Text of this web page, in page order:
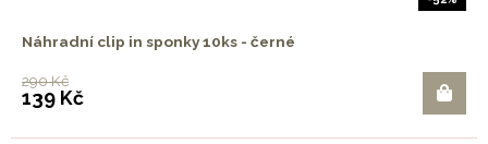
Náhradní clip in sponky 10ks - černé
290 Kč
139 Kč